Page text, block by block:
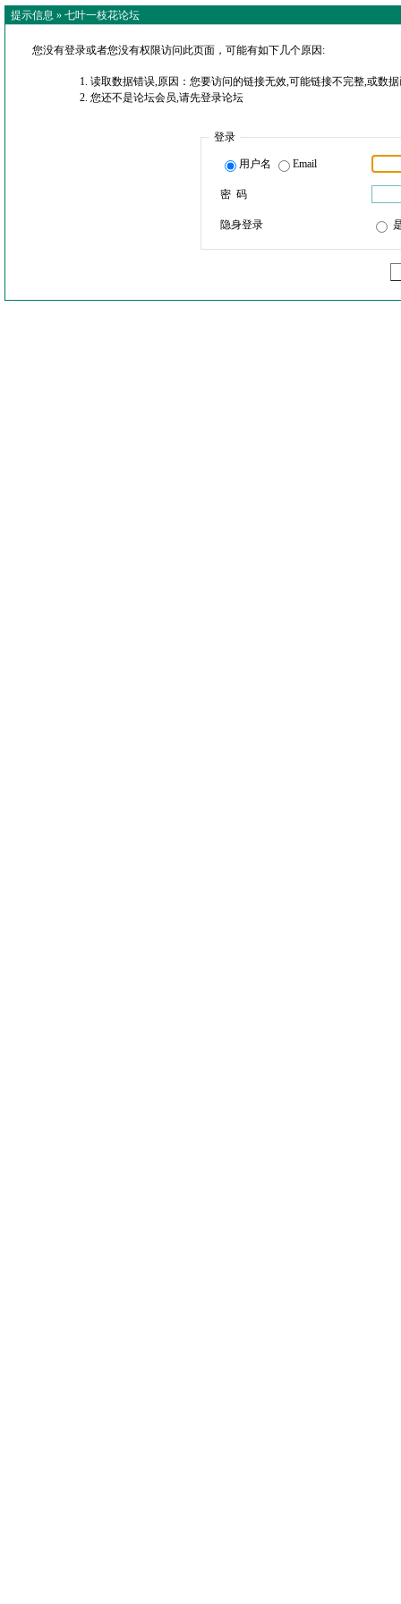
提示信息 » 七叶一枝花论坛
您没有登录或者您没有权限访问此页面，可能有如下几个原因:
读取数据错误,原因：您要访问的链接无效,可能链接不完整,或数
您还不是论坛会员,请先登录论坛
登录
用户名 Email
密 码
隐身登录